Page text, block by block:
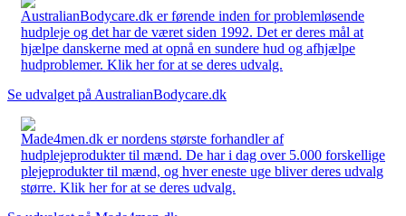
AustralianBodycare.dk er førende inden for problemløsende
hudpleje og det har de været siden 1992. Det er deres mål at
hjælpe danskerne med at opnå en sundere hud og afhjælpe
hudproblemer. Klik her for at se deres udvalg.
Se udvalget på AustralianBodycare.dk
Made4men.dk er nordens største forhandler af
hudplejeprodukter til mænd. De har i dag over 5.000 forskellige
plejeprodukter til mænd, og hver eneste uge bliver deres udvalg
større. Klik her for at se deres udvalg.